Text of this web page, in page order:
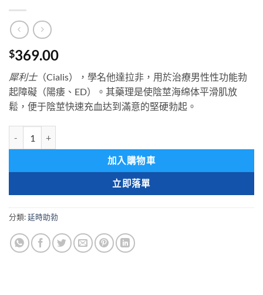
$369.00
犀利士（Cialis），學名他達拉非，用於治療男性性功能勃
起障礙（陽痿、ED）。其藥理是使陰莖海绵体平滑肌放
鬆，便于陰莖快速充血达到滿意的堅硬勃起。
加入購物車
立即落單
分類:延時助勃